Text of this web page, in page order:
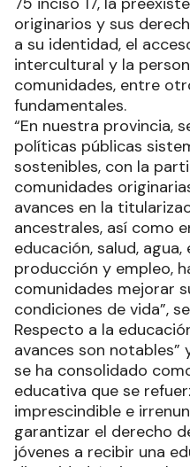
originarios y sus
a su identidad, el
intercultural y la
comunidades, entre
fundamentales.
“En nuestra provincia,
políticas públicas
sostenibles, con la
comunidades
avances en la
ancestrales, así como
educación, salud,
producción y empleo,
comunidades mejorar
condiciones de vida”,
Respecto a la
avances son notables”
se ha consolidado
educativa que se
imprescindible e
garantizar el derecho
jóvenes a recibir una